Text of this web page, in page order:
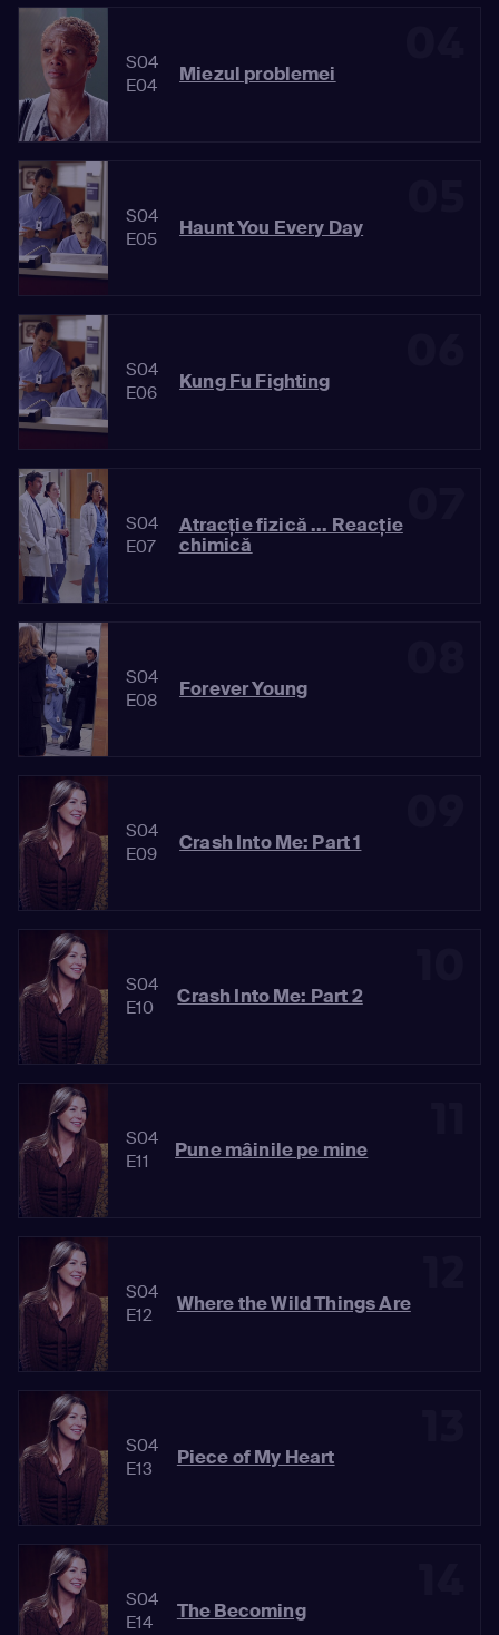
S04
E04
Miezul problemei
S04
E05
Haunt You Every Day
S04
E06
Kung Fu Fighting
S04
E07
Atracţie fizică ... Reacţie
chimică
S04
E08
Forever Young
S04
E09
Crash Into Me: Part 1
S04
E10
Crash Into Me: Part 2
S04
E11
Pune mâinile pe mine
S04
E12
Where the Wild Things Are
S04
E13
Piece of My Heart
S04
E14
The Becoming